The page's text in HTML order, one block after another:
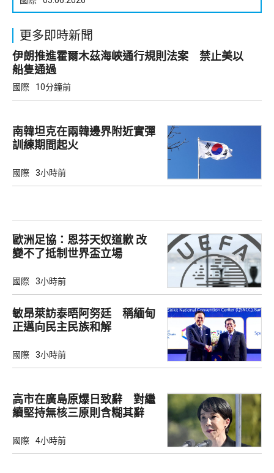
更多即時新聞
伊朗推進霍爾木茲海峽通行規則法案 禁止美以
船隻通過
國際 10分鐘前
南韓坦克在兩韓邊界附近實彈
訓練期間起火
國際 3小時前
歐洲足協：恩芬天奴道歉 改
變不了抵制世界盃立場
國際 3小時前
敏昂萊訪泰晤阿努廷 稱緬甸
正邁向民主民族和解
國際 3小時前
高市在廣島原爆日致辭 對繼
續堅持無核三原則含糊其辭
國際 4小時前